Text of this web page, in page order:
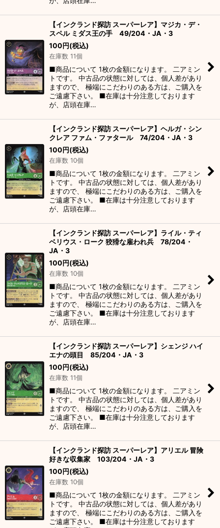
【インクランド探訪 スーパーレア】マジカ・デ・
スペル ミダス王の手 49/204・JA・3
100円(税込)
在庫数 11個
■商品について 1枚の金額になります。 二アミン
トです。 中古品の状態に対しては、個人差があり
ますので、 極端にこだわりのある方は、ご購入を
ご遠慮下さい。 ■在庫は十分注意しております
が、店頭在庫…
【インクランド探訪 スーパーレア】ヘルガ・シン
クレア ファム・ファタール 74/204・JA・3
100円(税込)
在庫数 10個
■商品について 1枚の金額になります。 二アミン
トです。 中古品の状態に対しては、個人差があり
ますので、 極端にこだわりのある方は、ご購入を
ご遠慮下さい。 ■在庫は十分注意しております
が、店頭在庫…
【インクランド探訪 スーパーレア】ライル・ティ
ベリウス・ローク 狡猾な雇われ兵 78/204・
JA・3
100円(税込)
在庫数 10個
■商品について 1枚の金額になります。 二アミン
トです。 中古品の状態に対しては、個人差があり
ますので、 極端にこだわりのある方は、ご購入を
ご遠慮下さい。 ■在庫は十分注意しております
が、店頭在庫…
【インクランド探訪 スーパーレア】シェンジ ハイ
エナの頭目 85/204・JA・3
100円(税込)
在庫数 11個
■商品について 1枚の金額になります。 二アミン
トです。 中古品の状態に対しては、個人差があり
ますので、 極端にこだわりのある方は、ご購入を
ご遠慮下さい。 ■在庫は十分注意しております
が、店頭在庫…
【インクランド探訪 スーパーレア】アリエル 冒険
好きな収集家 103/204・JA・3
100円(税込)
在庫数 10個
■商品について 1枚の金額になります。 二アミン
トです。 中古品の状態に対しては、個人差があり
ますので、 極端にこだわりのある方は、ご購入を
ご遠慮下さい。 ■在庫は十分注意しております